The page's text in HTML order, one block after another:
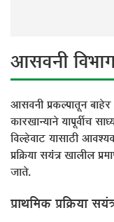
†ÖÃÖ¾Ö®Öß
†ÖÃÖ¾Ö®Öß ¯ÖÏÛú»¯ÖÖŸÖæ®Ö
ÛúÖ¸üÜÖÖ®µÖÖ®Öê µÖÖ¯Öæ¾Öá“Ö
×¾Ö»Æêü¾ÖÖ™ü µÖÖÃÖÖšüß
¯ÖÏ×ÛÎúµÖÖ ÃÖµÖÓ¡Ö ÜÖÖ»Öß»Ö
•ÖÖŸÖê.
¯ÖÏÖ£Ö×´ÖÛú ¯ÖÏ×ÛÎúµÖÖ